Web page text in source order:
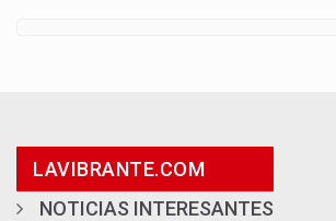
LAVIBRANTE.COM
NOTICIAS INTERESANTES